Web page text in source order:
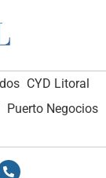
CYD Litoral
Puerto Negocios